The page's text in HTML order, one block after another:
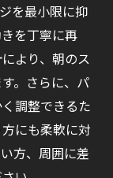
を最小限に抑
を丁寧に再
より、朝のス
。さらに、パ
調整できるた
にも柔軟に対
方、周囲に差